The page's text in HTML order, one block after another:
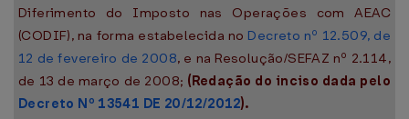
Diferimento do Imposto nas Operações com AEAC
(CODIF), na forma estabelecida no Decreto nº 12.509, de
12 de fevereiro de 2008, e na Resolução/SEFAZ nº 2.114,
de 13 de março de 2008; (Redação do inciso dada pelo
Decreto Nº 13541 DE 20/12/2012).